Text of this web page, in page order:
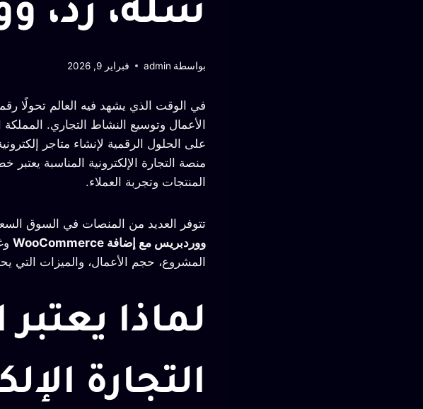
سلة، زد،
بواسطة admin فبراير 9, 2026
في الوقت الذي يشهد فيه العالم تحولًا
الأعمال وتوسيع النشاط التجاري.
على الحلول الرقمية لإنشاء متاجر
منصة التجارة الإلكترونية المناسبة
المنتجات وتجربة العملاء.
تتوفر العديد من المنصات في السوق
ووردبريس مع إضافة WooCommerce
المشروع، حجم الأعمال، والميزات التي
لماذا
التجارة